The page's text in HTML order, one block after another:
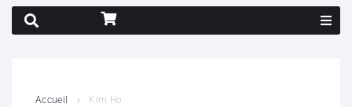
Accueil Kim Ho